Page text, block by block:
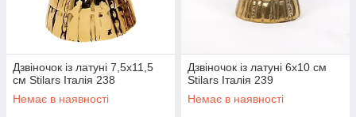
Дзвіночок із латуні 7,5х11,5
см Stilars Італія 238
Немає в наявності
Дзвіночок із латуні 6х10 см
Stilars Італія 239
Немає в наявності